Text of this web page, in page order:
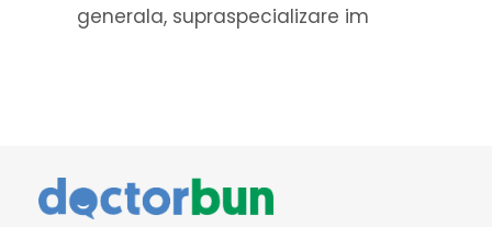
generala, supraspecializare im